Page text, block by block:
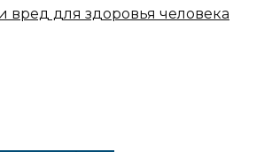
вред для здоровья человека